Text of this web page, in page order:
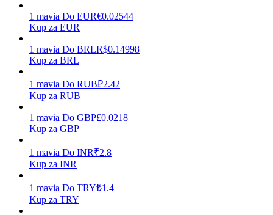
Codziennie zdobywaj konkurencyjne nagrody
1 mavia Do EUR€0.02544
Kup za EUR
1 mavia Do BRLR$0.14998
Kup za BRL
1 mavia Do RUB₽2.42
Kup za RUB
1 mavia Do GBP£0.0218
Kup za GBP
1 mavia Do INR₹2.8
Kup za INR
1 mavia Do TRY₺1.4
Kup za TRY